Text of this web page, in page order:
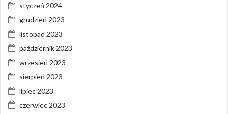
styczeń 2024
grudzień 2023
listopad 2023
październik 2023
wrzesień 2023
sierpień 2023
lipiec 2023
czerwiec 2023